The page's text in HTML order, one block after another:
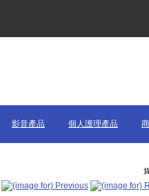
影音產品 個人護理產品